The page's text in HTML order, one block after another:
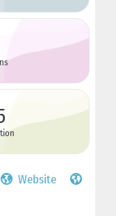
Website